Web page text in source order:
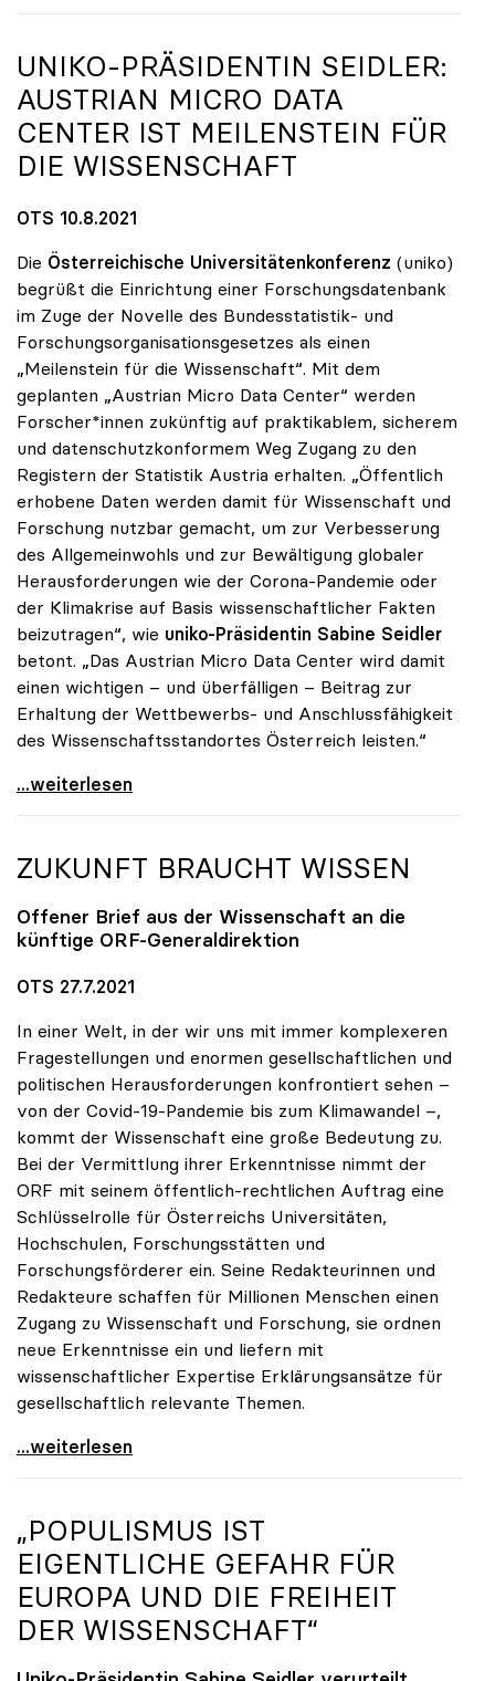
UNIKO-PRÄSIDENTIN SEIDLER:
AUSTRIAN MICRO DATA
CENTER IST MEILENSTEIN FÜR
DIE WISSENSCHAFT
OTS 10.8.2021
Die Österreichische Universitätenkonferenz (uniko)
begrüßt die Einrichtung einer Forschungsdatenbank
im Zuge der Novelle des Bundesstatistik- und
Forschungsorganisationsgesetzes als einen
„Meilenstein für die Wissenschaft“. Mit dem
geplanten „Austrian Micro Data Center“ werden
Forscher*innen zukünftig auf praktikablem, sicherem
und datenschutzkonformem Weg Zugang zu den
Registern der Statistik Austria erhalten. „Öffentlich
erhobene Daten werden damit für Wissenschaft und
Forschung nutzbar gemacht, um zur Verbesserung
des Allgemeinwohls und zur Bewältigung globaler
Herausforderungen wie der Corona-Pandemie oder
der Klimakrise auf Basis wissenschaftlicher Fakten
beizutragen“, wie uniko-Präsidentin Sabine Seidler
betont. „Das Austrian Micro Data Center wird damit
einen wichtigen – und überfälligen – Beitrag zur
Erhaltung der Wettbewerbs- und Anschlussfähigkeit
des Wissenschaftsstandortes Österreich leisten.“
uniko-Präsidentin Seidler: Austrian Micro Data
...weiterlesen
ZUKUNFT BRAUCHT WISSEN
Offener Brief aus der Wissenschaft an die
künftige ORF-Generaldirektion
OTS 27.7.2021
In einer Welt, in der wir uns mit immer komplexeren
Fragestellungen und enormen gesellschaftlichen und
politischen Herausforderungen konfrontiert sehen –
von der Covid-19-Pandemie bis zum Klimawandel –,
kommt der Wissenschaft eine große Bedeutung zu.
Bei der Vermittlung ihrer Erkenntnisse nimmt der
ORF mit seinem öffentlich-rechtlichen Auftrag eine
Schlüsselrolle für Österreichs Universitäten,
Hochschulen, Forschungsstätten und
Forschungsförderer ein. Seine Redakteurinnen und
Redakteure schaffen für Millionen Menschen einen
Zugang zu Wissenschaft und Forschung, sie ordnen
neue Erkenntnisse ein und liefern mit
wissenschaftlicher Expertise Erklärungsansätze für
gesellschaftlich relevante Themen.
Zukunft braucht Wissen
...weiterlesen
„POPULISMUS IST
EIGENTLICHE GEFAHR FÜR
EUROPA UND DIE FREIHEIT
DER WISSENSCHAFT“